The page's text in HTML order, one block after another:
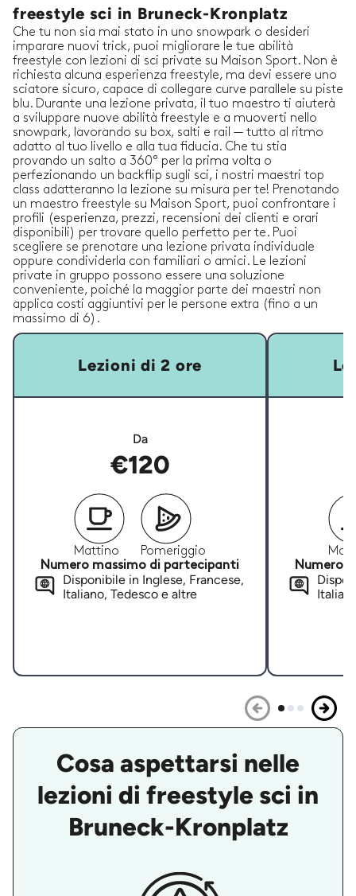
freestyle sci in Bruneck-Kronplatz
Che tu non sia mai stato in uno snowpark o desideri
imparare nuovi trick, puoi migliorare le tue abilità
freestyle con lezioni di sci private su Maison Sport. Non è
richiesta alcuna esperienza freestyle, ma devi essere uno
sciatore sicuro, capace di collegare curve parallele su piste
blu. Durante una lezione privata, il tuo maestro ti aiuterà
a sviluppare nuove abilità freestyle e a muoverti nello
snowpark, lavorando su box, salti e rail — tutto al ritmo
adatto al tuo livello e alla tua fiducia. Che tu stia
provando un salto a 360° per la prima volta o
perfezionando un backflip sugli sci, i nostri maestri top
class adatteranno la lezione su misura per te! Prenotando
un maestro freestyle su Maison Sport, puoi confrontare i
profili (esperienza, prezzi, recensioni dei clienti e orari
disponibili) per trovare quello perfetto per te. Puoi
scegliere se prenotare una lezione privata individuale
oppure condividerla con familiari o amici. Le lezioni
private in gruppo possono essere una soluzione
conveniente, poiché la maggior parte dei maestri non
applica costi aggiuntivi per le persone extra (fino a un
massimo di 6).
Lezioni di 2 ore
Da
€120
Mattino
Pomeriggio
Numero massimo di partecipanti
Disponibile in Inglese, Francese,
Italiano, Tedesco e altre
Numero
Cosa aspettarsi nelle
lezioni di freestyle sci in
Bruneck-Kronplatz